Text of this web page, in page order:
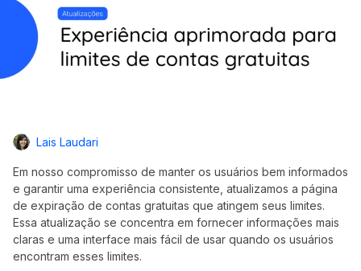
Lais Laudari
Em nosso compromisso de manter os usuários bem informados
e garantir uma experiência consistente, atualizamos a página
de expiração de contas gratuitas que atingem seus limites.
Essa atualização se concentra em fornecer informações mais
claras e uma interface mais fácil de usar quando os usuários
encontram esses limites.